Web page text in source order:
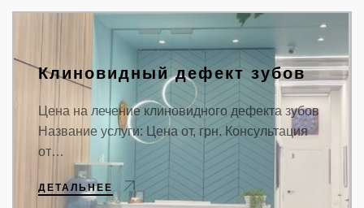
Клиновидный дефект зубов
Цена на лечение клиновидного дефекта зубов
Название услуги: Цена от, грн. Консультация
от…
ДЕТАЛЬНЕЕ